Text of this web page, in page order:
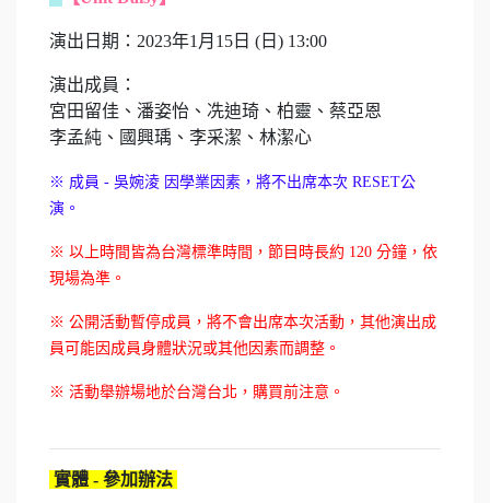
演出日期：2023年1月15日 (日) 13:00
演出成員：
宮田留佳、潘姿怡、冼迪琦、柏靈、蔡亞恩
李孟純、國興瑀、李采潔、 林潔心
※ 成員 - 吳婉淩 因學業因素，將不出席本次 RESET公
演。
※ 以上時間皆為台灣標準時間，節目時長約 120 分鐘，依
現場為準。
※ 公開活動暫停成員，將不會出席本次活動，其他演出成
員可能因成員身體狀況或其他因素而調整。
※ 活動舉辦場地於台灣台北，購買前注意。
實體 - 參加辦法